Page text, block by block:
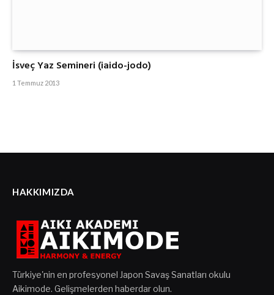
İsveç Yaz Semineri (iaido-jodo)
1 Temmuz 2013
HAKKIMIZDA
Türkiye'nin en profesyonel Japon Savaş Sanatları okulu
Aikimode. Gelişmelerden haberdar olun.